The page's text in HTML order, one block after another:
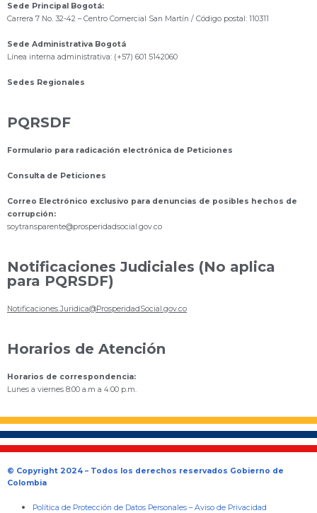
Sede Principal Bogotá:
Carrera 7 No. 32-42 – Centro Comercial San Martín / Código postal: 110311
Sede Administrativa Bogotá
Línea interna administrativa: (+57) 601 5142060
Sedes Regionales
PQRSDF
Formulario para radicación electrónica de Peticiones
Consulta de Peticiones
Correo Electrónico exclusivo para denuncias de posibles hechos de
corrupción:
soytransparente@prosperidadsocial.gov.co
Notificaciones Judiciales (No aplica
para PQRSDF)
Notificaciones.Juridica@ProsperidadSocial.gov.co
Horarios de Atención
Horarios de correspondencia:
Lunes a viernes 8:00 a.m a 4:00 p.m.
© Copyright 2024 – Todos los derechos reservados Gobierno de
Colombia
Política de Protección de Datos Personales –Aviso de Privacidad